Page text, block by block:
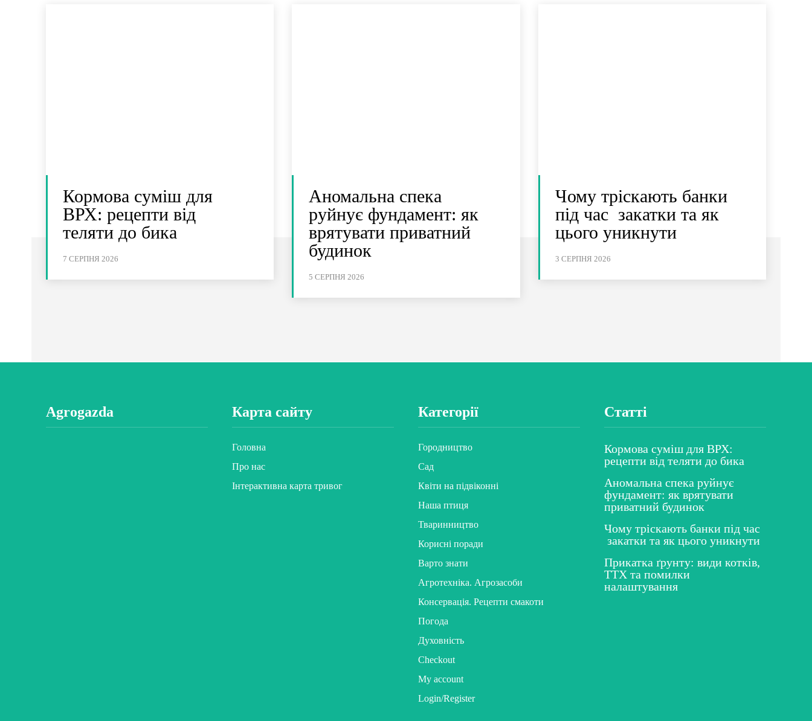
Кормова суміш для
ВРХ: рецепти від
теляти до бика
7 СЕРПНЯ 2026
Аномальна спека
руйнує фундамент: як
врятувати приватний
будинок
5 СЕРПНЯ 2026
Чому тріскають банки
під час закатки та як
цього уникнути
3 СЕРПНЯ 2026
Agrogazda Карта сайту
Головна
Про нас
Інтерактивна карта тривог
Категорії
Городництво
Сад
Квіти на підвіконні
Наша птиця
Тваринництво
Корисні поради
Варто знати
Агротехніка. Агрозасоби
Консервація. Рецепти смакоти
Погода
Духовність
Checkout
My account
Login/Register
Статті
Кормова суміш для ВРХ:
рецепти від теляти до бика
Аномальна спека руйнує
фундамент: як врятувати
приватний будинок
Чому тріскають банки під час
закатки та як цього уникнути
Прикатка ґрунту: види котків,
ТТХ та помилки
налаштування